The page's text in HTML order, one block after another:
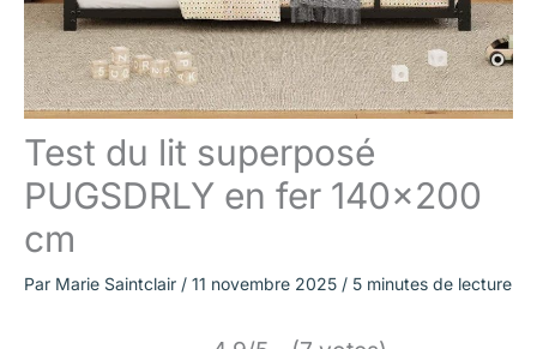
Test du lit superposé
PUGSDRLY en fer 140×200
cm
Par Marie Saintclair / 11 novembre 2025 / 5 minutes de lecture